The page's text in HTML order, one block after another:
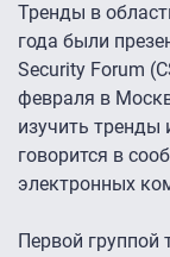
Тренды в
года были
Security Forum
февраля в
изучить тренды
говорится в
электронных
Первой группой